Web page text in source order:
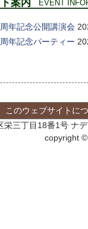
案内 EVENT
年記念公開講演会
年記念パーティー
このウェブサイトに
三丁目18番1号 ナ
copyright